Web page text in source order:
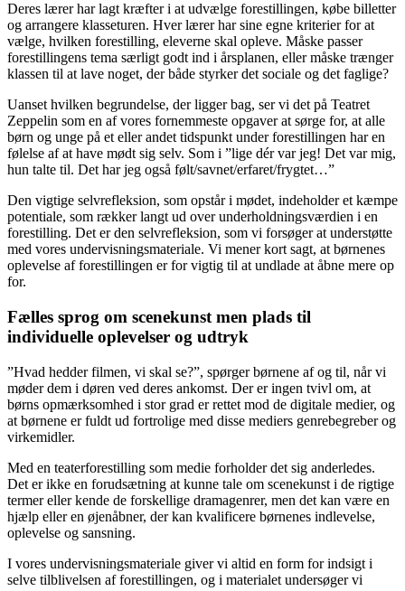
Deres lærer har lagt kræfter i at udvælge forestillingen, købe billetter
og arrangere klasseturen. Hver lærer har sine egne kriterier for at
vælge, hvilken forestilling, eleverne skal opleve. Måske passer
forestillingens tema særligt godt ind i årsplanen, eller måske trænger
klassen til at lave noget, der både styrker det sociale og det faglige?
Uanset hvilken begrundelse, der ligger bag, ser vi det på Teatret
Zeppelin som en af vores fornemmeste opgaver at sørge for, at alle
børn og unge på et eller andet tidspunkt under forestillingen har en
følelse af at have mødt sig selv. Som i ”lige dér var jeg! Det var mig,
hun talte til. Det har jeg også følt/savnet/erfaret/frygtet…”
Den vigtige selvrefleksion, som opstår i mødet, indeholder et kæmpe
potentiale, som rækker langt ud over underholdningsværdien i en
forestilling. Det er den selvrefleksion, som vi forsøger at understøtte
med vores undervisningsmateriale. Vi mener kort sagt, at børnenes
oplevelse af forestillingen er for vigtig til at undlade at åbne mere op
for.
Fælles sprog om scenekunst men plads til
individuelle oplevelser og udtryk
”Hvad hedder filmen, vi skal se?”, spørger børnene af og til, når vi
møder dem i døren ved deres ankomst. Der er ingen tvivl om, at
børns opmærksomhed i stor grad er rettet mod de digitale medier, og
at børnene er fuldt ud fortrolige med disse mediers genrebegreber og
virkemidler.
Med en teaterforestilling som medie forholder det sig anderledes.
Det er ikke en forudsætning at kunne tale om scenekunst i de rigtige
termer eller kende de forskellige dramagenrer, men det kan være en
hjælp eller en øjenåbner, der kan kvalificere børnenes indlevelse,
oplevelse og sansning.
I vores undervisningsmateriale giver vi altid en form for indsigt i
selve tilblivelsen af forestillingen, og i materialet undersøger vi